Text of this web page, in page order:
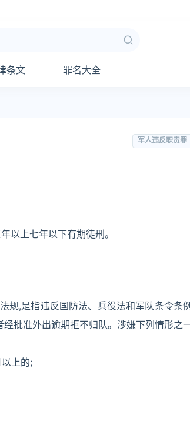
条文 罪名大全
军人违反职责罪
以上七年以下有期徒刑。
规,是指违反国防法、兵役法和军队条令条例
批准外出逾期拒不归队。涉嫌下列情形之
上的;